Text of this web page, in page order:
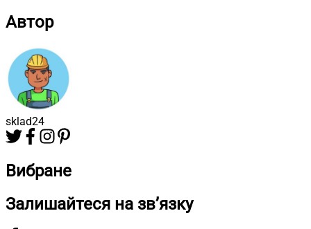
Автор
sklad24
Вибране
Залишайтеся на зв’язку